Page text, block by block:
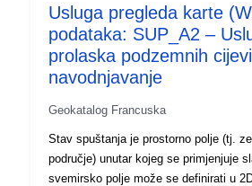
Tip:
Resurs:
http://
codelist/
Usluga pregleda karte
podataka: SUP_A2 –
prolaska podzemnih
navodnjavanje
Geokatalog Francuska
Stav spuštanja je prostorno polje (tj.
područje) unutar kojeg se primjenjuje
svemirsko polje može se definirati u